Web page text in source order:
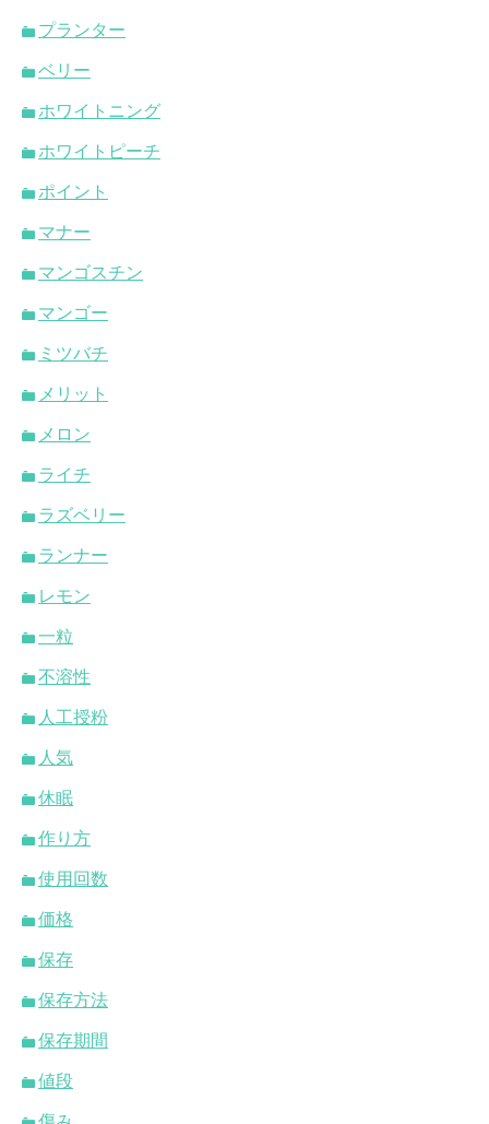
プランター
ベリー
ホワイトニング
ホワイトピーチ
ポイント
マナー
マンゴスチン
マンゴー
ミツバチ
メリット
メロン
ライチ
ラズベリー
ランナー
レモン
一粒
不溶性
人工授粉
人気
休眠
作り方
使用回数
価格
保存
保存方法
保存期間
値段